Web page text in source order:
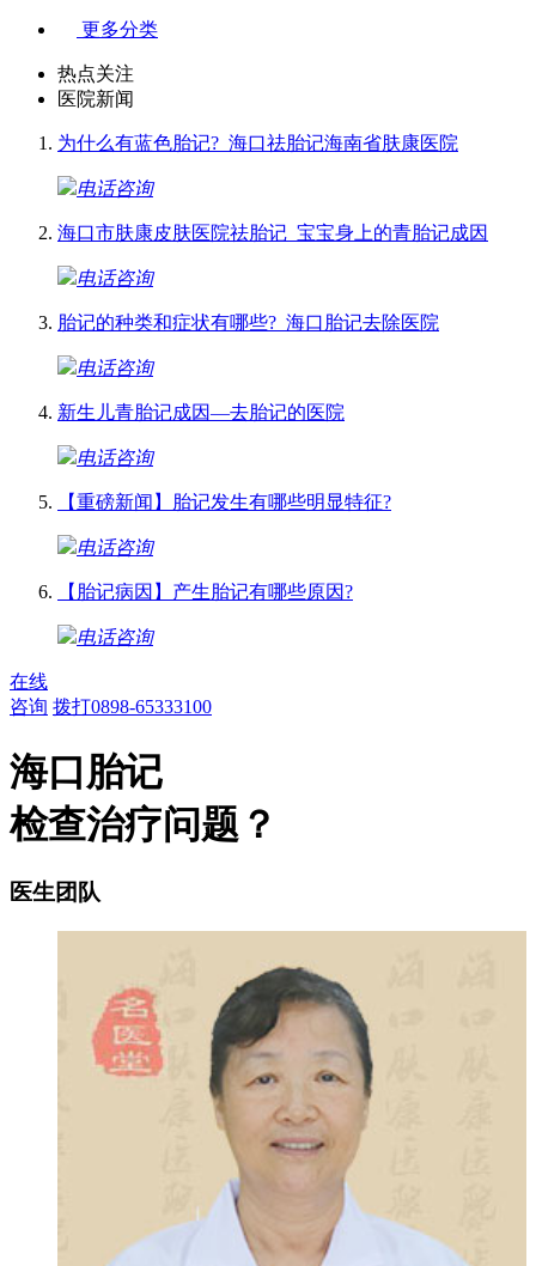
更多分类
热点关注
医院新闻
为什么有蓝色胎记?_海口祛胎记海南省肤康医院
电话咨询
海口市肤康皮肤医院祛胎记_宝宝身上的青胎记成因
电话咨询
胎记的种类和症状有哪些?_海口胎记去除医院
电话咨询
新生儿青胎记成因—去胎记的医院
电话咨询
【重磅新闻】胎记发生有哪些明显特征?
电话咨询
【胎记病因】产生胎记有哪些原因?
电话咨询
在线
咨询 拨打0898-65333100
海口胎记
检查治疗问题？
医生团队